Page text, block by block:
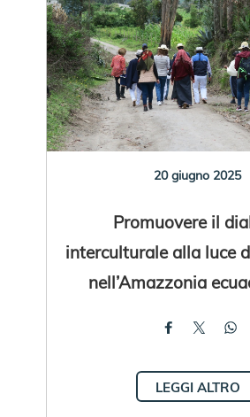
20 giugno 2025
Promuovere il
interculturale alla luce
nell’Amazzonia
LEGGI ALTRO